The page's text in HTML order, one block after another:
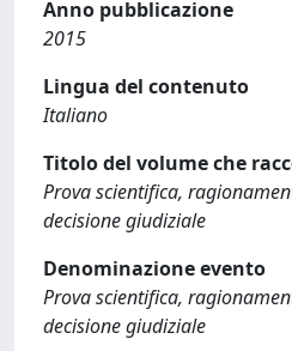
Anno pubblicazione
2015
Lingua del contenuto
Italiano
Titolo del volume che
Prova scientifica,
decisione giudiziale
Denominazione evento
Prova scientifica,
decisione giudiziale